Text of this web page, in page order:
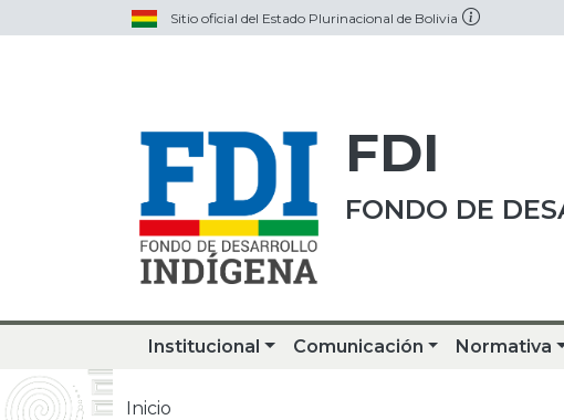
Sitio oficial del Estado Plurinacional de Bolivia
FDI
FONDO DE
Institucional Comunicación Normativa
Inicio